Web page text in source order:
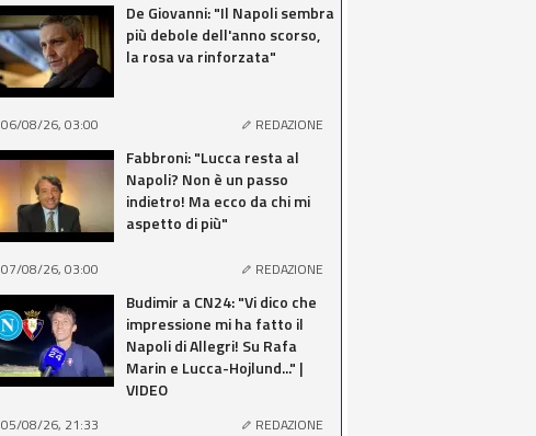
De Giovanni: "Il Napoli sembra
più debole dell'anno scorso,
la rosa va rinforzata"
06/08/26, 03:00 REDAZIONE
Fabbroni: "Lucca resta al
Napoli? Non è un passo
indietro! Ma ecco da chi mi
aspetto di più"
07/08/26, 03:00 REDAZIONE
Budimir a CN24: "Vi dico che
impressione mi ha fatto il
Napoli di Allegri! Su Rafa
Marin e Lucca-Hojlund..." |
VIDEO
05/08/26, 21:33 REDAZIONE